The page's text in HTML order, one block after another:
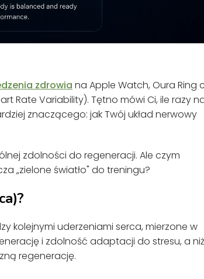
zdrowia na Apple Watch, Oura Ring
Rate Variability). Tętno mówi Ci, ile razy
znaczącego: jak Twój układ nerwowy
zdolności do regeneracji. Ale czym
„zielone światło" do treningu?
kolejnymi uderzeniami serca, mierzone w
i zdolność adaptacji do stresu, a
regenerację.